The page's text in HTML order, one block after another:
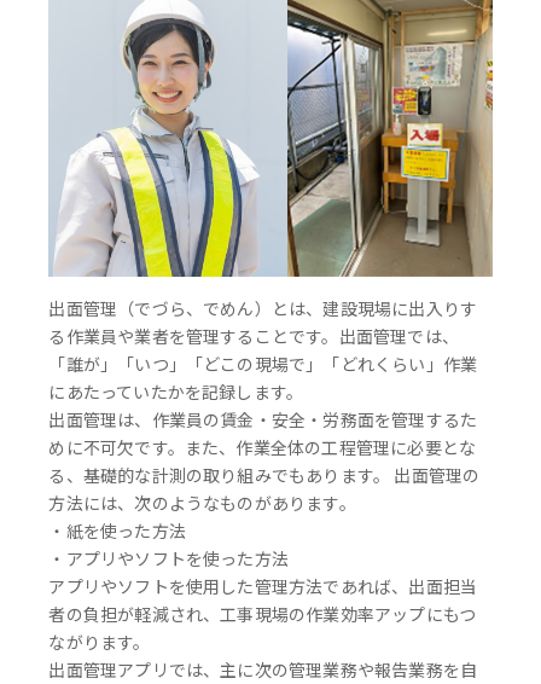
出面管理（でづら、でめん）とは、建設現場に出入りす
る作業員や業者を管理することです。出面管理では、
「誰が」「いつ」「どこの現場で」「どれくらい」作業
にあたっていたかを記録します。
出面管理は、作業員の賃金・安全・労務面を管理するた
めに不可欠です。また、作業全体の工程管理に必要とな
る、基礎的な計測の取り組みでもあります。 出面管理の
方法には、次のようなものがあります。
・紙を使った方法
・アプリやソフトを使った方法
アプリやソフトを使用した管理方法であれば、出面担当
者の負担が軽減され、工事現場の作業効率アップにもつ
ながります。
出面管理アプリでは、主に次の管理業務や報告業務を自